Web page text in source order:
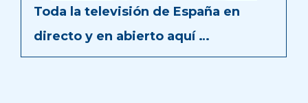
Toda la televisión de España en
directo y en abierto aquí …